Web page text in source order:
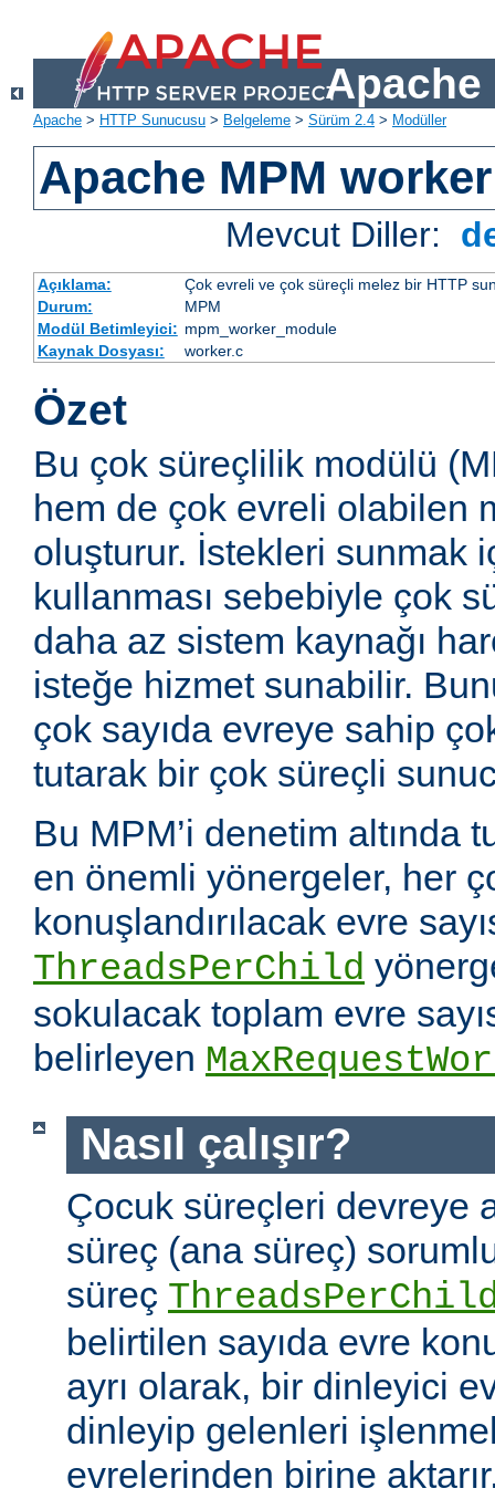
Apache
Apache > HTTP Sunucusu > Belgeleme > Sürüm 2.4 > Modüller
Apache MPM worker
Mevcut Diller:
Açıklama:
Çok evreli ve çok süreçli melez bir HTTP
Durum:
MPM
Modül Betimleyici: mpm_worker_module
Kaynak Dosyası:
worker.c
Özet
Bu çok süreçlilik modülü
hem de çok evreli olabilen
oluşturur. İstekleri sunmak
kullanması sebebiyle çok
daha az sistem kaynağı
isteğe hizmet sunabilir.
çok sayıda evreye sahip
tutarak bir çok süreçli
Bu MPM’i denetim altında
en önemli yönergeler, her
konuşlandırılacak evre
ThreadsPerChild
sokulacak toplam evre
belirleyen
Nasıl çalışır?
Çocuk süreçleri devreye
süreç (ana süreç)
süreç
belirtilen sayıda evre
ayrı olarak, bir dinleyici
dinleyip gelenleri
evrelerinden birine